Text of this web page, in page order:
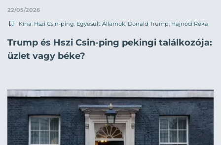
22/05/2026
Kína Hszi Csin-ping Egyesült Államok Donald Trump Hajnóci Réka
Trump és Hszi Csin-ping pekingi találkozója:
üzlet vagy béke?